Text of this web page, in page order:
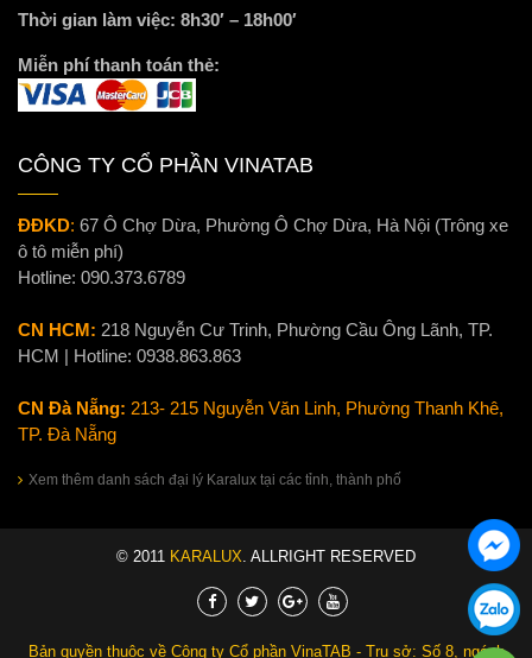
Thời gian làm việc: 8h30′ – 18h00′
Miễn phí thanh toán thẻ:
CÔNG TY CỔ PHẦN VINATAB
ĐĐKD: 67 Ô Chợ Dừa, Phường Ô Chợ Dừa, Hà Nội (Trông xe
ô tô miễn phí)
Hotline: 090.373.6789
CN HCM: 218 Nguyễn Cư Trinh, Phường Cầu Ông Lãnh, TP.
HCM | Hotline: 0938.863.863
CN Đà Nẵng: 213- 215 Nguyễn Văn Linh, Phường Thanh Khê,
TP. Đà Nẵng
Xem thêm danh sách đại lý Karalux tại các tỉnh, thành phố
© 2011 KARALUX. ALLRIGHT RESERVED
Bản quyền thuộc về Công ty Cổ phần VinaTAB - Trụ sở: Số 8, ngách